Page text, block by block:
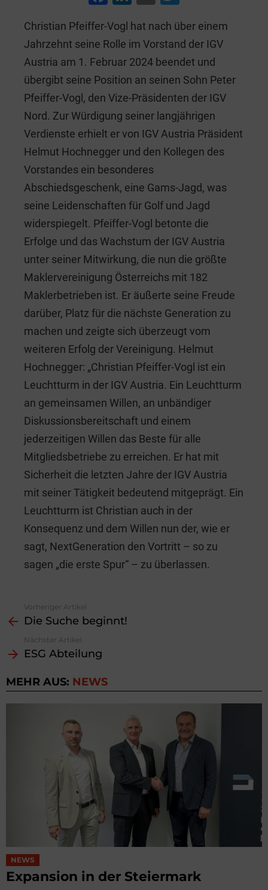
c
e
b
o
o
k
k
e
dI
n
ai
l
tt
er
Christian Pfeiffer-Vogl hat nach über einem
Jahrzehnt seine Rolle im Vorstand der IGV
Austria am 1. Februar 2024 beendet und
übergibt seine Position an seinen Sohn Peter
Pfeiffer-Vogl, den Vize-Präsidenten der IGV
Nord. Zur Würdigung seiner langjährigen
Verdienste erhielt er von IGV Austria Präsident
Helmut Hochnegger und den Kollegen des
Vorstandes ein besonderes
Abschiedsgeschenk, eine Gams-Jagd, was
seine Leidenschaften für Golf und Jagd
widerspiegelt. Pfeiffer-Vogl betonte die
Erfolge und das Wachstum der IGV Austria
unter seiner Mitwirkung, die nun die größte
Maklervereinigung Österreichs mit 182
Maklerbetrieben ist. Er äußerte seine Freude
darüber, Platz für die nächste Generation zu
machen und zeigte sich überzeugt vom
weiteren Erfolg der Vereinigung. Helmut
Hochnegger: „Christian Pfeiffer-Vogl ist ein
Leuchtturm in der IGV Austria. Ein Leuchtturm
an gemeinsamen Willen, an unbändiger
Diskussionsbereitschaft und einem
jederzeitigen Willen das Beste für alle
Mitgliedsbetriebe zu erreichen. Er hat mit
Sicherheit die letzten Jahre der IGV Austria
mit seiner Tätigkeit bedeutend mitgeprägt. Ein
Leuchtturm ist Christian auch in der
Konsequenz und dem Willen nun der, wie er
sagt, NextGeneration den Vortritt – so zu
sagen „die erste Spur“ – zu überlassen.
more
Vorheriger Artikel
Die Suche beginnt!
Nächster Artikel
ESG Abteilung
MEHR AUS: NEWS
NEWS
Expansion in der Steiermark